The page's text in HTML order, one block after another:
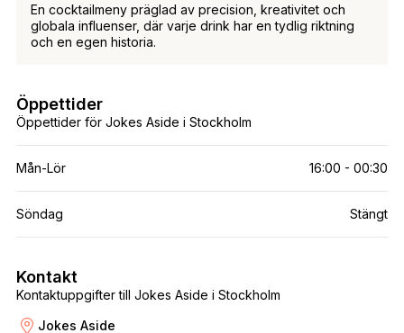
En cocktailmeny präglad av precision, kreativitet och
globala influenser, där varje drink har en tydlig riktning
och en egen historia.
Öppettider för Jokes Aside i Stockholm
Öppettider
Mån-Lör 16:00 - 00:30
Söndag Stängt
Kontaktuppgifter till Jokes Aside i Stockholm
Kontakt
Jokes Aside